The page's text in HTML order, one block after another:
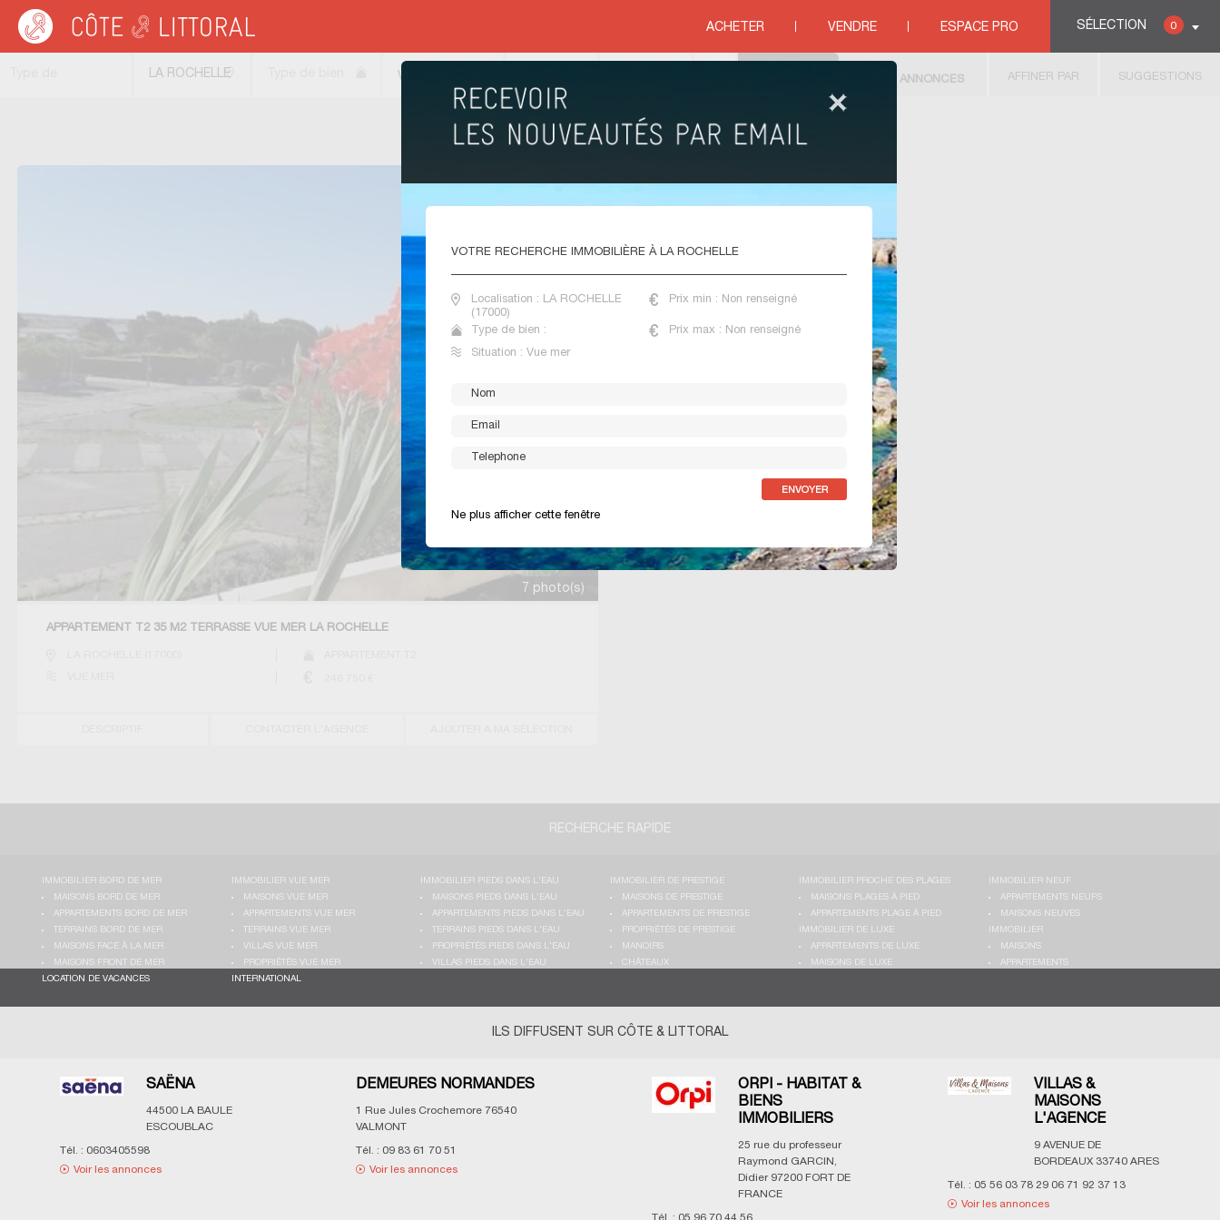
SÉLECTION 0
ACHETER VENDRE ESPACE PRO
Côte & Littoral > immobilier vue mer>Appartements vue mer
VENTE APPARTEMENTS VUE MER LA ROCHELLE
7 photo(s)
APPARTEMENT T2 35 M2 TERRASSE VUE MER LA ROCHELLE
LA ROCHELLE
Vue mer AFFINER PAR SUGGESTIONS
ANNONCES
VOTRE RECHERCHE IMMOBILIÈRE À LA ROCHELLE
Localisation : LA ROCHELLE
(17000)
Prix min : Non renseigné
Type de bien : Prix max : Non renseigné
Situation : Vue mer
Ne plus afficher cette fenêtre
RECHERCHE RAPIDE
IMMOBILIER BORD DE MER
MAISONS BORD DE MER
APPARTEMENTS BORD DE MER
TERRAINS BORD DE MER
MAISONS FACE À LA MER
MAISONS FRONT DE MER
IMMOBILIER VUE MER
MAISONS VUE MER
APPARTEMENTS VUE MER
TERRAINS VUE MER
VILLAS VUE MER
PROPRIÉTÉS VUE MER
IMMOBILIER PIEDS DANS L'EAU
MAISONS PIEDS DANS L'EAU
APPARTEMENTS PIEDS DANS L'EAU
TERRAINS PIEDS DANS L'EAU
PROPRIÉTÉS PIEDS DANS L'EAU
VILLAS PIEDS DANS L'EAU
IMMOBILIER DE PRESTIGE
MAISONS DE PRESTIGE
APPARTEMENTS DE PRESTIGE
PROPRIÉTÉS DE PRESTIGE
MANOIRS
CHÂTEAUX
IMMOBILIER PROCHE DES PLAGES
MAISONS PLAGES À PIED
APPARTEMENTS PLAGE À PIED
IMMOBILIER NEUF
APPARTEMENTS NEUFS
MAISONS NEUVES
IMMOBILIER DE LUXE
APPARTEMENTS DE LUXE
MAISONS DE LUXE
IMMOBILIER
MAISONS
APPARTEMENTS
LOCATION DE VACANCES
INTERNATIONAL
ILS DIFFUSENT SUR CÔTE & LITTORAL
SAËNA
44500
LA BAULE
ESCOUBLAC
Tél. : 0603405598
Voir les annonces
DEMEURES NORMANDES
1 Rue Jules Crochemore 76540
VALMONT
Tél. : 09 83 61 70 51
Voir les annonces
ORPI - HABITAT &
BIENS
IMMOBILIERS
25 rue du professeur
Raymond GARCIN,
Didier 97200 FORT DE
FRANCE
Tél. : 05 96 70 44 56
VILLAS &
MAISONS
L'AGENCE
9 AVENUE DE
BORDEAUX 33740 ARES
Tél. : 05 56 03 78 29 06 71 92 37 13
Voir les annonces